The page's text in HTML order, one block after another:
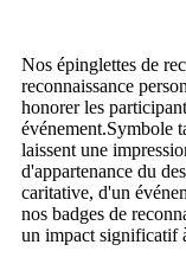
Nos épinglettes de
reconnaissance
honorer les
événement.Symbole
laissent une
d'appartenance du
caritative, d'un
nos badges de
un impact significatif